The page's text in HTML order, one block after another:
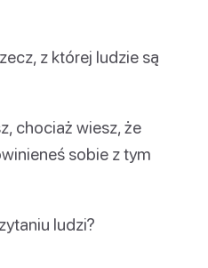
z której ludzie są
chociaż wiesz, że
sobie z tym
ludzi?